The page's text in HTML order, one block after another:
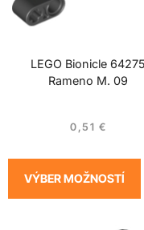
LEGO Bionicle 64275
Rameno M. 09
0,51 €
VÝBER MOŽNOSTÍ